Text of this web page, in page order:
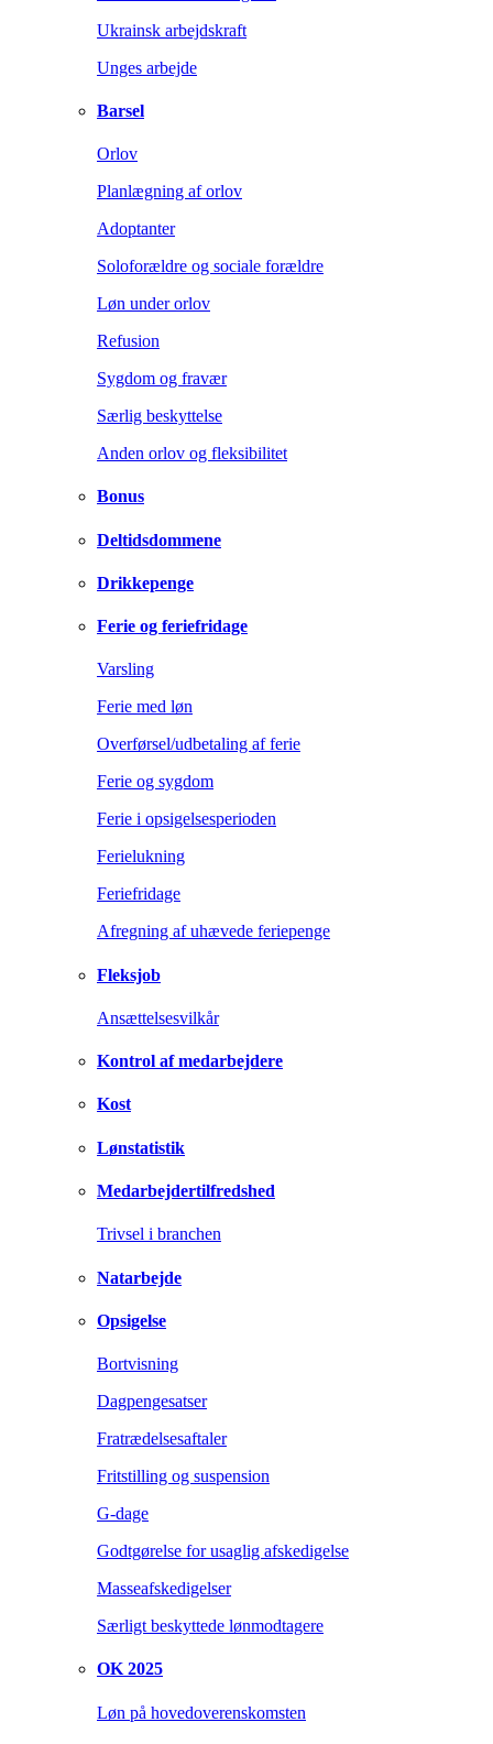
Ukrainsk arbejdskraft
Unges arbejde
Barsel
Orlov
Planlægning af orlov
Adoptanter
Soloforældre og sociale forældre
Løn under orlov
Refusion
Sygdom og fravær
Særlig beskyttelse
Anden orlov og fleksibilitet
Bonus
Deltidsdommene
Drikkepenge
Ferie og feriefridage
Varsling
Ferie med løn
Overførsel/udbetaling af ferie
Ferie og sygdom
Ferie i opsigelsesperioden
Ferielukning
Feriefridage
Afregning af uhævede feriepenge
Fleksjob
Ansættelsesvilkår
Kontrol af medarbejdere
Kost
Lønstatistik
Medarbejdertilfredshed
Trivsel i branchen
Natarbejde
Opsigelse
Bortvisning
Dagpengesatser
Fratrædelsesaftaler
Fritstilling og suspension
G-dage
Godtgørelse for usaglig afskedigelse
Masseafskedigelser
Særligt beskyttede lønmodtagere
OK 2025
Løn på hovedoverenskomsten